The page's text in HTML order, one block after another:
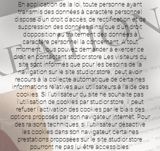
En application de la loi, toute personne ayant
transmis des données à caractère personnel
dispose d’un droit d’accès, de rectification et de
suppression des données ainsi que d’un droit
d’opposition au traitement des données à
caractère personnel la concernant. A tout
moment, vous pouvez demander à exercer ce
droit en contactant studior.store Les visiteurs du
site sont informés que pour les besoins de la
navigation sur le site studior.store, peut avoir
recours à la collecte automatique de certaines
informations relatives aux utilisateurs à l'aide des
cookies. Si l'utilisateur du site ne souhaite pas
l’utilisation de cookies par studior.store, il peut
refuser l’activation des cookies par le biais des
options proposés par son navigateur internet. Pour
des raisons techniques, si l'utilisateur désactive
les cookies dans son navigateur, certaines
prestations proposées sur le site studior.store
pourront ne pas lui être accessibles.